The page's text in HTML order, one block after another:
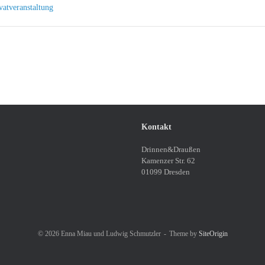
Kontakt
Drinnen&Draußen
Kamenzer Str. 62
01099 Dresden
© 2026 Enna Miau und Ludwig Schmutzler Theme by SiteOrigin